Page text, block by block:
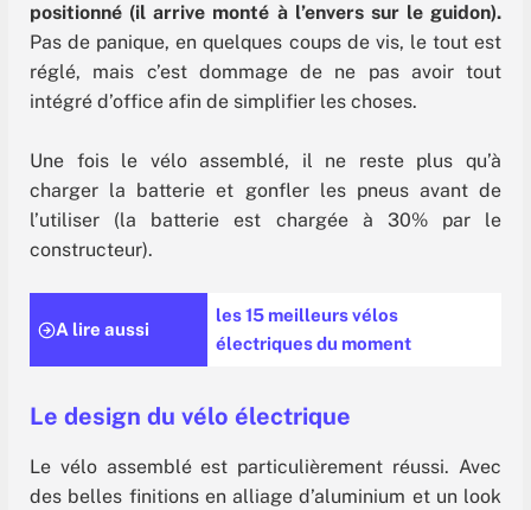
positionné (il arrive monté à l’envers sur le guidon).
Pas de panique, en quelques coups de vis, le tout est
réglé, mais c’est dommage de ne pas avoir tout
intégré d’office afin de simplifier les choses.
Une fois le vélo assemblé, il ne reste plus qu’à
charger la batterie et gonfler les pneus avant de
l’utiliser (la batterie est chargée à 30% par le
constructeur).
A lire aussi
les 15 meilleurs vélos
électriques du moment
Le design du vélo électrique
Le vélo assemblé est particulièrement réussi. Avec
des belles finitions en alliage d’aluminium et un look